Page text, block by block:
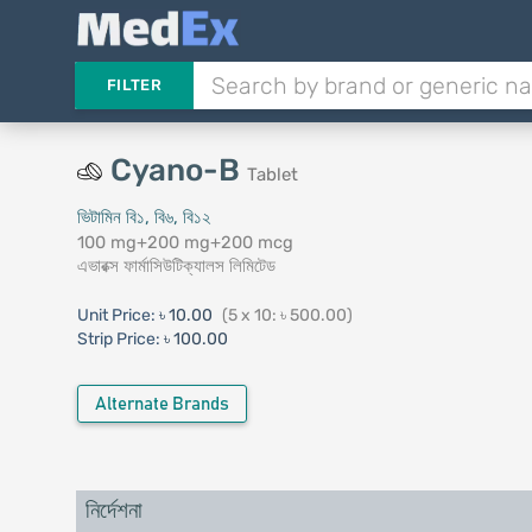
FILTER
Cyano-B Tablet
ভিটামিন বি১, বি৬, বি১২
100 mg+200 mg+200 mcg
এভারক্স ফার্মাসিউটিক্যালস লিমিটেড
Unit Price: ৳ 10.00 (5 x 10: ৳ 500.00)
Strip Price: ৳ 100.00
Alternate Brands
নির্দেশনা